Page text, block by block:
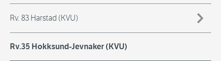
Rv. 83 Harstad (KVU)
Rv.35 Hokksund-Jevnaker (KVU)